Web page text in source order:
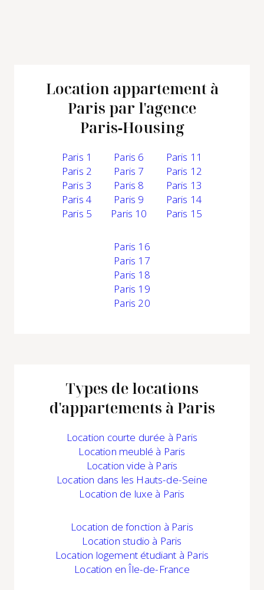
Location appartement à
Paris par l'agence
Paris‑Housing
Paris 1
Paris 2
Paris 3
Paris 4
Paris 5
Paris 6
Paris 7
Paris 8
Paris 9
Paris 10
Paris 11
Paris 12
Paris 13
Paris 14
Paris 15
Paris 16
Paris 17
Paris 18
Paris 19
Paris 20
Types de locations
d'appartements à Paris
Location courte durée à Paris
Location meublé à Paris
Locationvide à Paris
Location dans les Hauts-de-Seine
Location de luxe à Paris
Location de fonction à Paris
Location studio à Paris
Location logement étudiant à Paris
Location en Île-de-France